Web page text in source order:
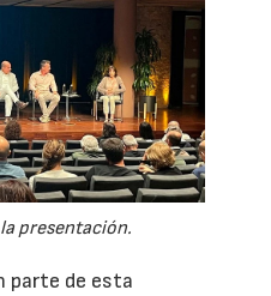
presentación.
parte de esta